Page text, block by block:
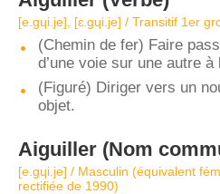
[e.ɡɥi.je], [ɛ.ɡɥi.je] / Transitif 1er
(Chemin de fer) Faire
d’une voie sur une autre à
(Figuré) Diriger vers un
objet.
Aiguiller (Nom
[e.ɡɥi.je] / Masculin (équivalent
rectifiée de 1990)